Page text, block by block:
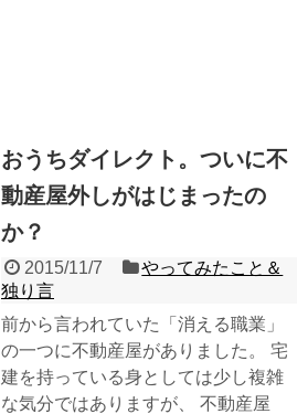
おうちダイレクト。ついに不
動産屋外しがはじまったの
か？
2015/11/7
やってみたこと＆
独り言
前から言われていた「消える職業」
の一つに不動産屋がありました。 宅
建を持っている身としては少し複雑
な気分ではありますが、 不動産屋